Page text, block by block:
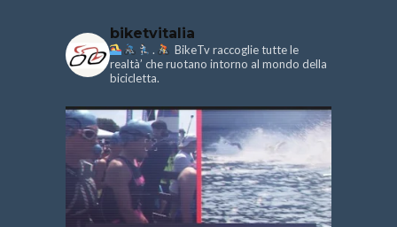
biketvitalia
.
BikeTv raccoglie tutte le
realtà’ che ruotano intorno al mondo della
bicicletta.